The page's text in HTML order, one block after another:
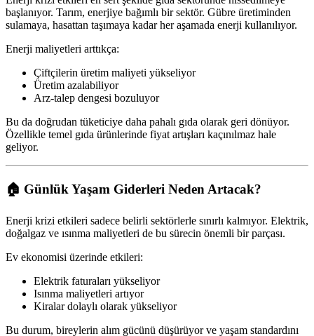
başlanıyor. Tarım, enerjiye bağımlı bir sektör. Gübre üretiminden
sulamaya, hasattan taşımaya kadar her aşamada enerji kullanılıyor.
Enerji maliyetleri arttıkça:
Çiftçilerin üretim maliyeti yükseliyor
Üretim azalabiliyor
Arz-talep dengesi bozuluyor
Bu da doğrudan tüketiciye daha pahalı gıda olarak geri dönüyor.
Özellikle temel gıda ürünlerinde fiyat artışları kaçınılmaz hale
geliyor.
🏠 Günlük Yaşam Giderleri Neden Artacak?
Enerji krizi etkileri sadece belirli sektörlerle sınırlı kalmıyor. Elektrik,
doğalgaz ve ısınma maliyetleri de bu sürecin önemli bir parçası.
Ev ekonomisi üzerinde etkileri:
Elektrik faturaları yükseliyor
Isınma maliyetleri artıyor
Kiralar dolaylı olarak yükseliyor
Bu durum, bireylerin alım gücünü düşürüyor ve yaşam standardını